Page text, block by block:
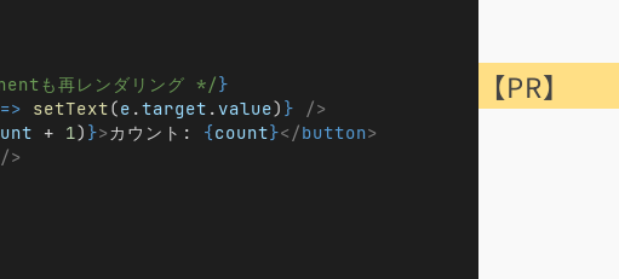
も再レンダリング */}
=> setText(e .target .value) }
/>
+ 1) }>カウント: {count}</button>
/>
【PR】